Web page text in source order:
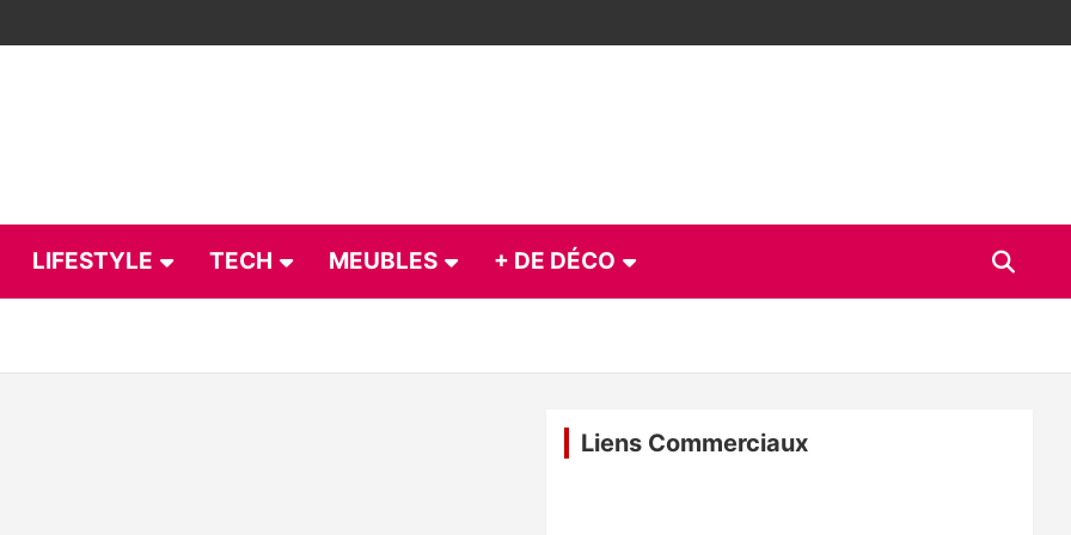
LIFESTYLE TECH MEUBLES + DE DÉCO
Liens Commerciaux